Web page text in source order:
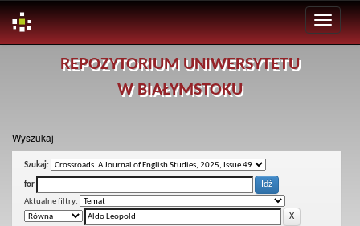
REPOZYTORIUM UNIWERSYTETU
W BIAŁYMSTOKU
Wyszukaj
Szukaj:
for
Aktualne filtry: